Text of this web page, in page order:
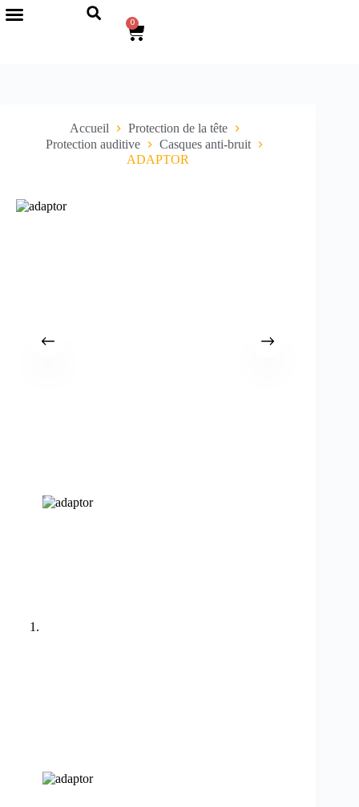
0
Accueil
Protection de la tête
Protection auditive
Casques anti-bruit
ADAPTOR